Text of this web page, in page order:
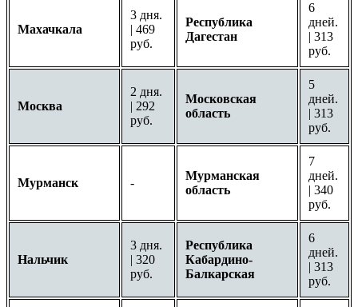
Махачкала
3 дня.
| 469
руб.
Республика
Дагестан
6
дней.
| 313
руб.
Москва
2 дня.
| 292
руб.
Московская
область
5
дней.
| 313
руб.
Мурманск -
Мурманская
область
7
дней.
| 340
руб.
Нальчик
3 дня.
| 320
руб.
Республика
Кабардино-
Балкарская
6
дней.
| 313
руб.